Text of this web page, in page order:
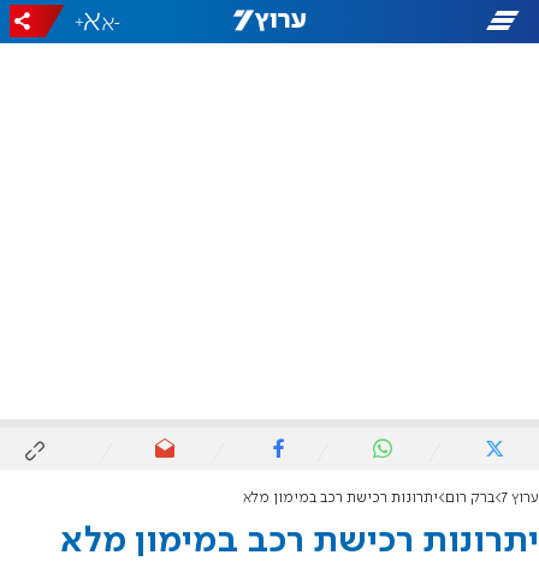
-
+
ערוץ 7 ברק רום יתרונות רכישת רכב במימון מלא
יתרונות רכישת רכב במימון מלא